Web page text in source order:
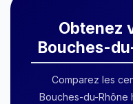
Obtenez
Bouches-
Comparez les
Bouches-du-Rhône